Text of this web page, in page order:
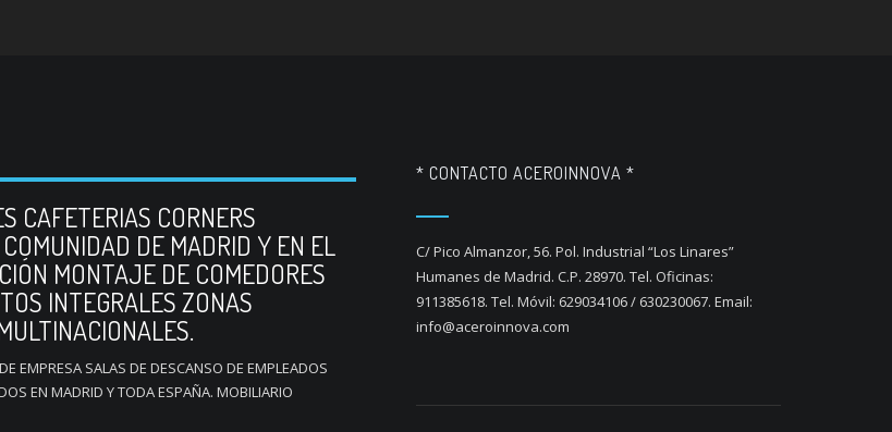
CAFETERIAS CORNERS
DE MADRID Y EN EL
MONTAJE DE COMEDORES
INTEGRALES ZONAS
EMPRESA SALAS DE DESCANSO DE EMPLEADOS
EN MADRID Y TODA ESPAÑA. MOBILIARIO
* CONTACTO ACEROINNOVA *
C/ Pico Almanzor, 56. Pol. Industrial “Los Linares”
Humanes de Madrid. C.P. 28970. Tel. Oficinas:
911385618. Tel. Móvil: 629034106 / 630230067. Email:
info@aceroinnova.com